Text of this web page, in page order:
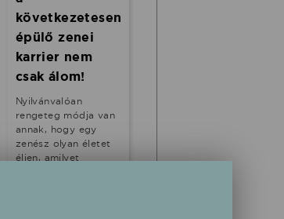
következetesen
épülő zenei
karrier nem
csak álom!
Nyilvánvalóan
rengeteg módja van
annak, hogy egy
zenész olyan életet
éljen, amilyet